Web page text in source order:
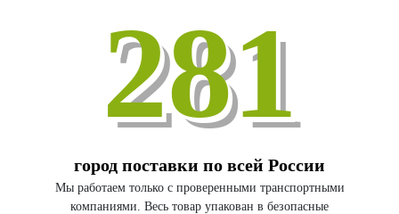
281
город поставки по всей России
Мы работаем только с проверенными транспортными
компаниями. Весь товар упакован в безопасные